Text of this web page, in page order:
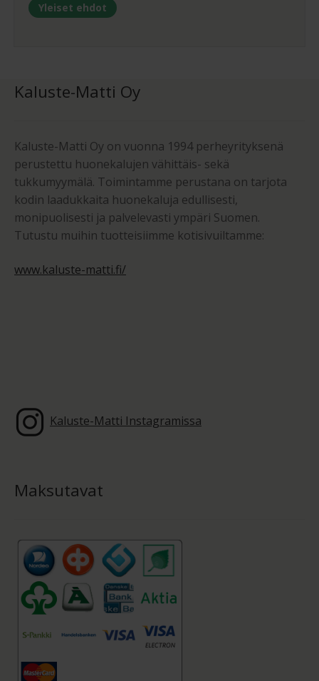
Yleiset ehdot
Kaluste-Matti Oy
Kaluste-Matti Oy on vuonna 1994 perheyrityksenä
perustettu huonekalujen vähittäis- sekä
tukkumyymälä. Toimintamme perustana on tarjota
kodin laadukkaita huonekaluja edullisesti,
monipuolisesti ja palvelevasti ympäri Suomen.
Tutustu muihin tuotteisiimme kotisivuiltamme:
www.kaluste-matti.fi/
Kaluste-Matti Instagramissa
Maksutavat